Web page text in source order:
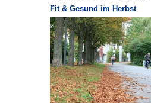
Fit & Gesund im Herbst